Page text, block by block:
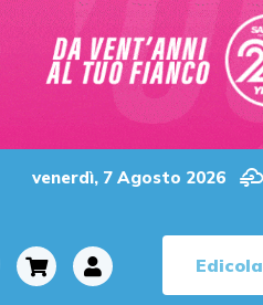
venerdì, 7 Agosto 2026
Edicola